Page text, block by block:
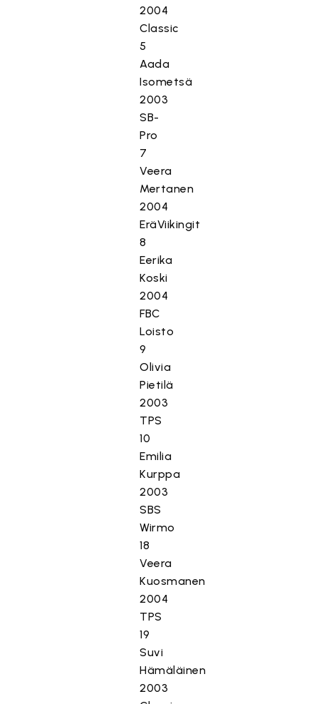
2004
Classic
5
Aada
Isometsä
2003
SB-
Pro
7
Veera
Mertanen
2004
EräViikingit
8
Eerika
Koski
2004
FBC
Loisto
9
Olivia
Pietilä
2003
TPS
10
Emilia
Kurppa
2003
SBS
Wirmo
18
Veera
Kuosmanen
2004
TPS
19
Suvi
Hämäläinen
2003